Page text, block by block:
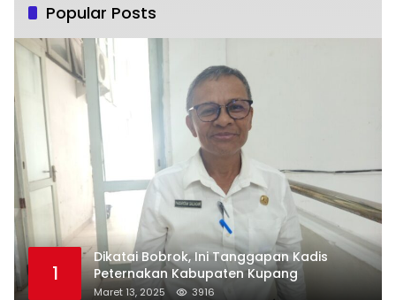
Popular Posts
1
Dikatai Bobrok, Ini Tanggapan Kadis
Peternakan Kabupaten Kupang
Maret 13, 2025 3916